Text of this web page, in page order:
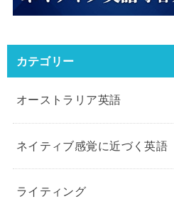
カテゴリー
オーストラリア英語
ネイティブ感覚に近づく英語
ライティング